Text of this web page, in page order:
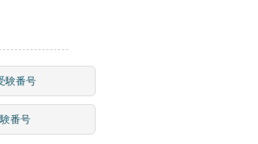
験番号
験番号